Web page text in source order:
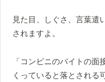
見た目、しぐさ、言葉遣
されますよ。
「コンビニのバイトの面
くっていると落とされる